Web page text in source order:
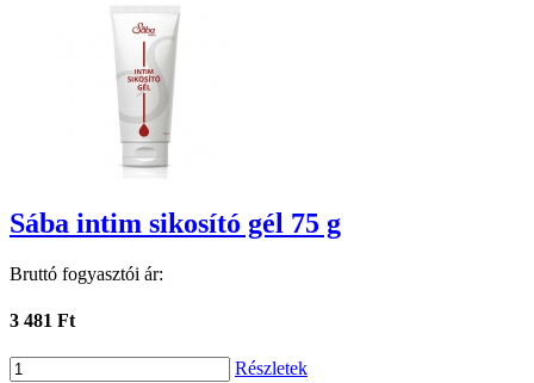
Sába intim sikosító gél 75 g
Bruttó fogyasztói ár:
3 481 Ft
Részletek